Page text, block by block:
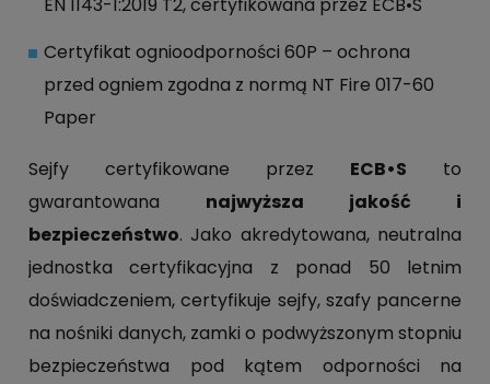
Certyfikat ognioodporności 60P – ochrona
przed ogniem zgodna z normą NT Fire 017-60
Paper
Sejfy certyfikowane przez ECB•S to
gwarantowana najwyższa jakość i
bezpieczeństwo. Jako akredytowana, neutralna
jednostka certyfikacyjna z ponad 50 letnim
doświadczeniem, certyfikuje sejfy, szafy pancerne
na nośniki danych, zamki o podwyższonym stopniu
bezpieczeństwa pod kątem odporności na